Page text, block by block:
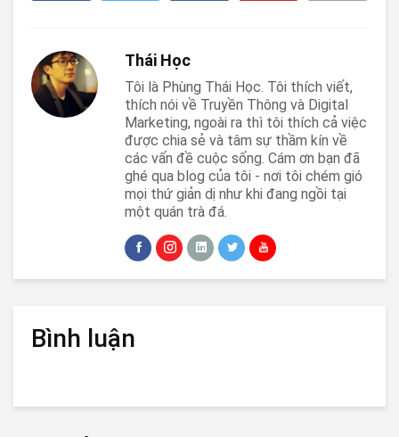
Thái Học
Tôi là Phùng Thái Học. Tôi thích viết,
thích nói về Truyền Thông và Digital
Marketing, ngoài ra thì tôi thích cả việc
được chia sẻ và tâm sự thầm kín về
các vấn đề cuộc sống. Cám ơn bạn đã
ghé qua blog của tôi - nơi tôi chém gió
mọi thứ giản dị như khi đang ngồi tại
một quán trà đá.
Bình luận